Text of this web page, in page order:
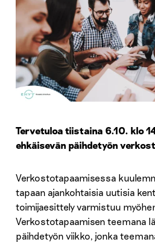
Tervetuloa tiistaina 6.10. klo
ehkäisevän päihdetyön
Verkostotapaamisessa
tapaan ajankohtaisia uutisia
toimijaesittely varmistuu
Verkostotapaamisen teemana
päihdetyön viikko, jonka